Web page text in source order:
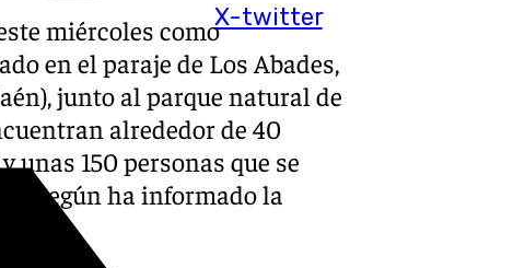
X-twitter
miércoles como
en el paraje de Los Abades,
junto al parque natural de
alrededor de 40
unas 150 personas que se
según ha informado la